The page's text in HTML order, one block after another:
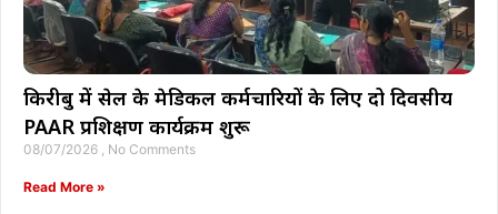
किरीबुरु में सेल के मेडिकल कर्मचारियों के लिए दो दिवसीय
PAAR प्रशिक्षण कार्यक्रम शुरू
08/07/2026 No Comments
Read More »